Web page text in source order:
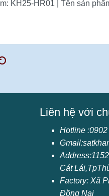
Liên hệ với
Hotline
Cát
Factory: Xã
Đồng Nai